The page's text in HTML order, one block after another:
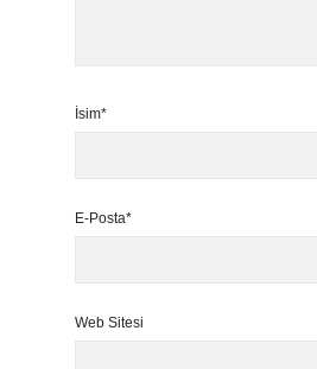
İsim*
E-Posta*
Web Sitesi